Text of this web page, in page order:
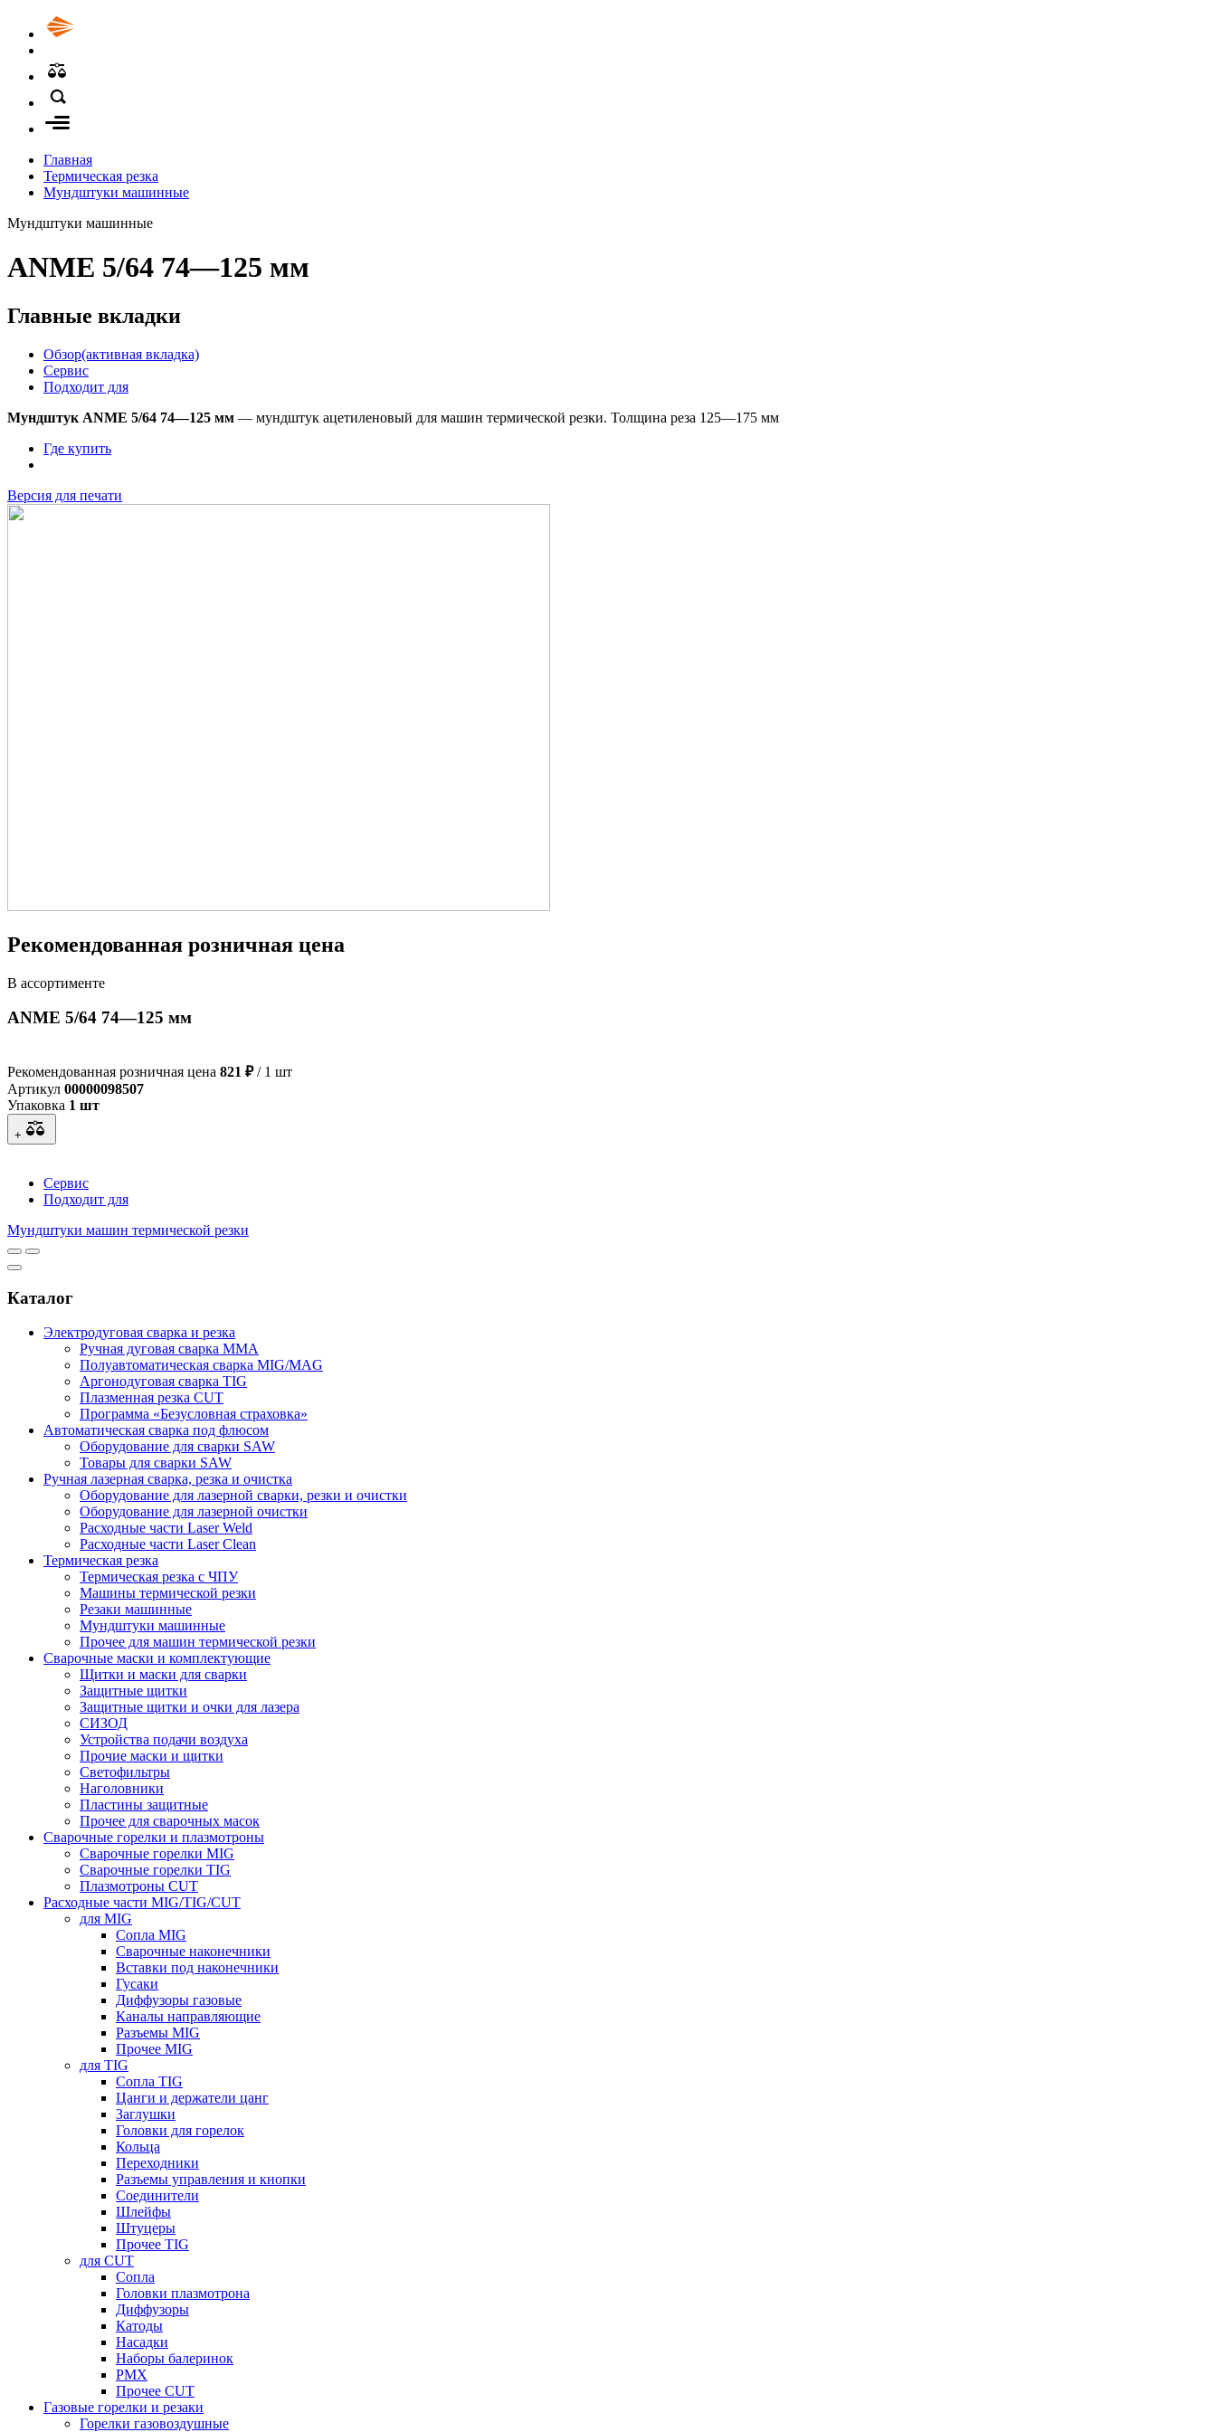
Главная
Термическая резка
Мундштуки машинные
Мундштуки машинные
ANME 5/64 74—125 мм
Главные вкладки
Обзор(активная вкладка)
Сервис
Подходит для
Мундштук ANME 5/64 74—125 мм — мундштук ацетиленовый для машин термической резки. Толщина реза 125—175 мм
Где купить
Версия для печати
Рекомендованная розничная цена
В ассортименте
ANME 5/64 74—125 мм
Рекомендованная розничная цена 821 ₽/ 1 шт
Артикул 00000098507
Упаковка 1 шт
+
Сервис
Подходит для
Мундштуки машин термической резки
Каталог
Электродуговая сварка и резка
Ручная дуговая сварка MMA
Полуавтоматическая сварка MIG/MAG
Аргонодуговая сварка TIG
Плазменная резка CUT
Программа «Безусловная страховка»
Автоматическая сварка под флюсом
Оборудование для сварки SAW
Товары для сварки SAW
Ручная лазерная сварка, резка и очистка
Оборудование для лазерной сварки, резки и очистки
Оборудование для лазерной очистки
Расходные части Laser Weld
Расходные части Laser Clean
Термическая резка
Термическая резка с ЧПУ
Машины термической резки
Резаки машинные
Мундштуки машинные
Прочее для машин термической резки
Сварочные маски и комплектующие
Щитки и маски для сварки
Защитные щитки
Защитные щитки и очки для лазера
СИЗОД
Устройства подачи воздуха
Прочие маски и щитки
Светофильтры
Наголовники
Пластины защитные
Прочее для сварочных масок
Сварочные горелки и плазмотроны
Сварочные горелки MIG
Сварочные горелки TIG
Плазмотроны CUT
Расходные части MIG/TIG/CUT
для MIG
Сопла MIG
Сварочные наконечники
Вставки под наконечники
Гусаки
Диффузоры газовые
Каналы направляющие
Разъемы MIG
Прочее MIG
для TIG
Сопла TIG
Цанги и держатели цанг
Заглушки
Головки для горелок
Кольца
Переходники
Разъемы управления и кнопки
Соединители
Шлейфы
Штуцеры
Прочее TIG
для CUT
Сопла
Головки плазмотрона
Диффузоры
Катоды
Насадки
Наборы балеринок
PMX
Прочее CUT
Газовые горелки и резаки
Горелки газовоздушные